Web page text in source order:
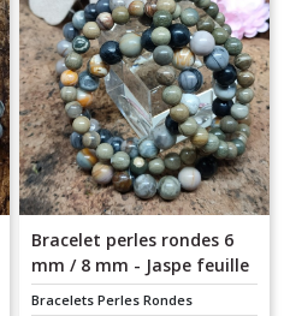
Bracelet perles rondes 6
mm / 8 mm - Jaspe feuille
d'argent
Bracelets Perles Rondes